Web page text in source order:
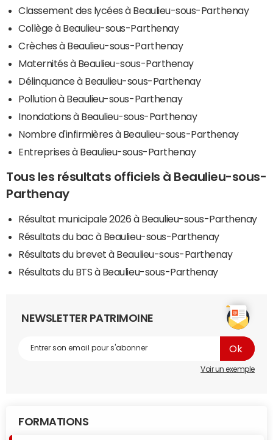
Classement des lycées à Beaulieu-sous-Parthenay
Collège à Beaulieu-sous-Parthenay
Crèches à Beaulieu-sous-Parthenay
Maternités à Beaulieu-sous-Parthenay
Délinquance à Beaulieu-sous-Parthenay
Pollution à Beaulieu-sous-Parthenay
Inondations à Beaulieu-sous-Parthenay
Nombre d'infirmières à Beaulieu-sous-Parthenay
Entreprises à Beaulieu-sous-Parthenay
Tous les résultats officiels à Beaulieu-sous-
Parthenay
Résultat municipale 2026 à Beaulieu-sous-Parthenay
Résultats du bac à Beaulieu-sous-Parthenay
Résultats du brevet à Beaulieu-sous-Parthenay
Résultats du BTS à Beaulieu-sous-Parthenay
NEWSLETTER PATRIMOINE
Voir un exemple
FORMATIONS